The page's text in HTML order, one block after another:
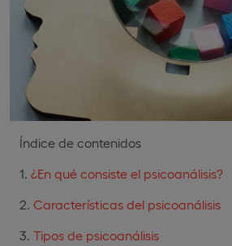
Índice de contenidos
¿En qué consiste el psicoanálisis?
Características del psicoanálisis
Tipos de psicoanálisis